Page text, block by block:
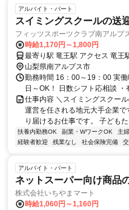
アルバイト・パート
スイミングスクールの送
フィッツスポーツクラブ南アルプ
時給1,170円～1,800円
最寄り駅 竜王駅 アク
山梨県南アルプス市
勤務時間 16：00～19：00 実
日～OK！ 日数シフト応相談 ・
仕事内容 ＼スイミングスクー
運営を任される地元大手企業
り届けるお仕事です。 子ども
扶養内勤務OK 副業・WワークOK 主
経験者歓迎
残業なし 社会保険完備
アルバイト・パート
ネットスーパー向け商品
株式会社いちやまマート
時給1,060円～1,160円